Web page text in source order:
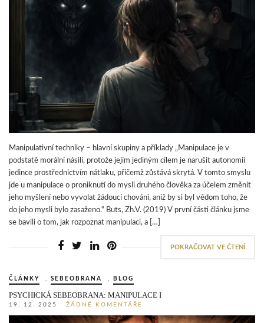
Manipulativní techniky – hlavní skupiny a příklady „Manipulace je v
podstatě morální násilí, protože jejím jediným cílem je narušit autonomii
jedince prostřednictvím nátlaku, přičemž zůstává skrytá. V tomto smyslu
jde u manipulace o proniknutí do mysli druhého člověka za účelem změnit
jeho myšlení nebo vyvolat žádoucí chování, aniž by si byl vědom toho, že
do jeho mysli bylo zasaženo.“ Buts, Zh.V. (2019) V první části článku jsme
se bavili o tom, jak rozpoznat manipulaci, a […]
POKRAČOVAT VE ČTENÍ
ČLÁNKY SEBEOBRANA BLOG
PSYCHICKÁ SEBEOBRANA: MANIPULACE I
19. 12. 2025 ŽÁDNÉ KOMENTÁŘE